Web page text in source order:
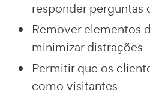
responder perguntas
Remover elementos
minimizar distrações
Permitir que os
como visitantes